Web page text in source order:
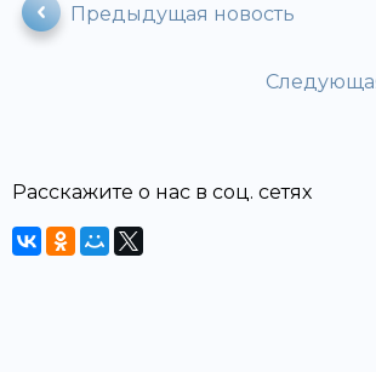
Предыдущая новость
Расскажите о нас в соц. сетях